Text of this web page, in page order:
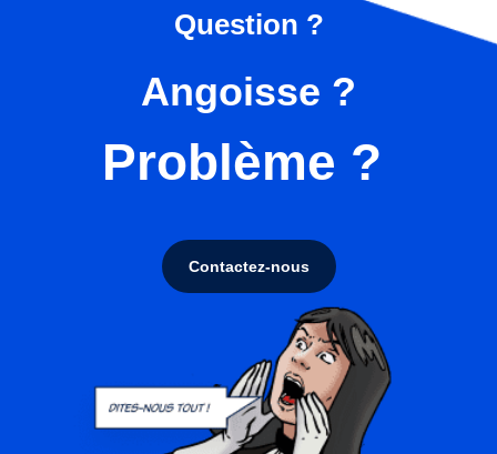
Question ?
Angoisse ?
Problème ?
Contactez-nous